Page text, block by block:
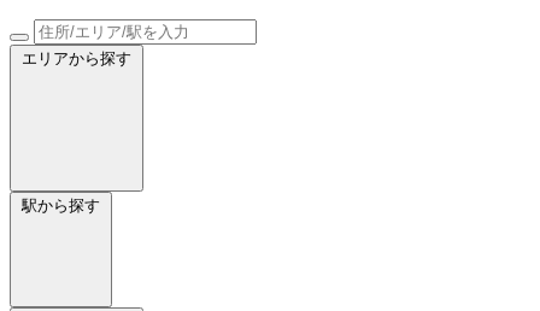
エリアから探す
駅から探す